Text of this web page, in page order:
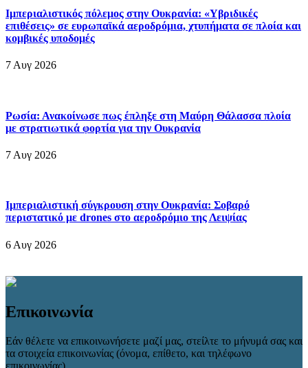
Ιμπεριαλιστικός πόλεμος στην Ουκρανία: «Υβριδικές
επιθέσεις» σε ευρωπαϊκά αεροδρόμια, χτυπήματα σε πλοία και
κομβικές υποδομές
7 Αυγ 2026
Ρωσία: Ανακοίνωσε πως έπληξε στη Μαύρη Θάλασσα πλοία
με στρατιωτικά φορτία για την Ουκρανία
7 Αυγ 2026
Ιμπεριαλιστική σύγκρουση στην Ουκρανία: Σοβαρό
περιστατικό με drones στο αεροδρόμιο της Λειψίας
6 Αυγ 2026
Επικοινωνία
Εάν θέλετε να επικοινωνήσετε μαζί μας, στείλτε το μήνυμά σας και
τα στοιχεία επικοινωνίας (όνομα, επίθετο, και τηλέφωνο